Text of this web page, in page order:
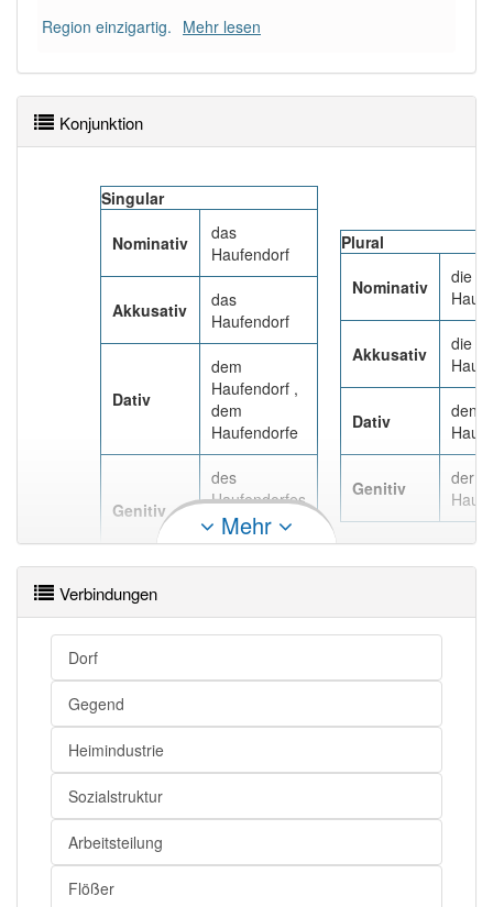
Region einzigartig. Mehr lesen
Konjunktion
Singular
Nominativ
das
Haufendorf
Akkusativ
das
Haufendorf
Dativ
dem
Haufendorf ,
dem
Haufendorfe
Genitiv
des
Haufendorfes
, des
Haufendorfs
Plural
Nominativ
die
Akkusativ
die
Dativ
den
Genitiv
der
Mehr
Verbindungen
Dorf
Gegend
Heimindustrie
Sozialstruktur
Arbeitsteilung
Flößer